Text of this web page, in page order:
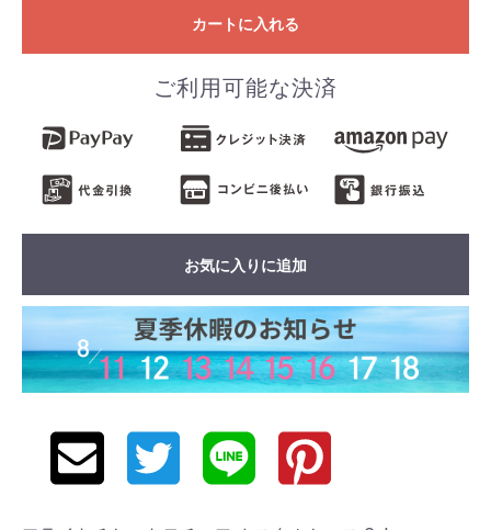
カートに入れる
ご利用可能な決済
お気に入りに追加